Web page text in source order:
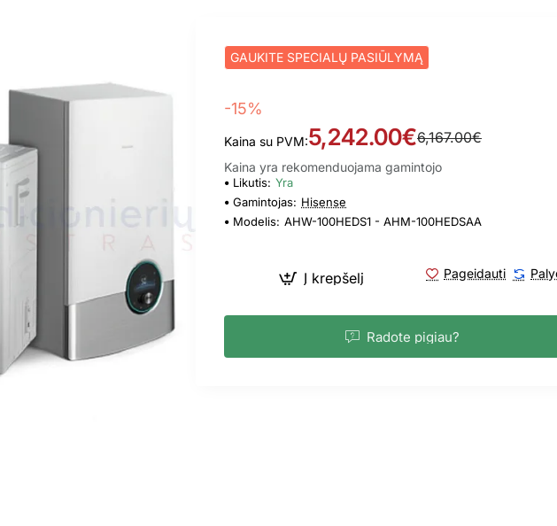
GAUKITE SPECIALŲ PASIŪLYMĄ
-15%
Kaina su PVM:5,242.00€6,167.00€
Kaina yra rekomenduojama gamintojo
Likutis: Yra
Gamintojas: Hisense
Modelis: AHW-100HEDS1 - AHM-100HEDSAA
Į krepšelį
Radote pigiau?
Pageidauti